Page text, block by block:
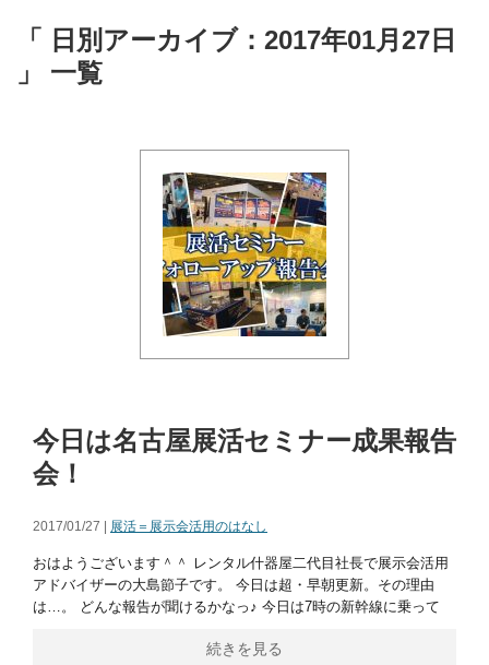
「 日別アーカイブ：2017年01月27日
」 一覧
今日は名古屋展活セミナー成果報告
会！
2017/01/27 | 展活＝展示会活用のはなし
おはようございます＾＾ レンタル什器屋二代目社長で展示会活用
アドバイザーの大島節子です。 今日は超・早朝更新。その理由
は…。 どんな報告が聞けるかなっ♪ 今日は7時の新幹線に乗って
続きを見る